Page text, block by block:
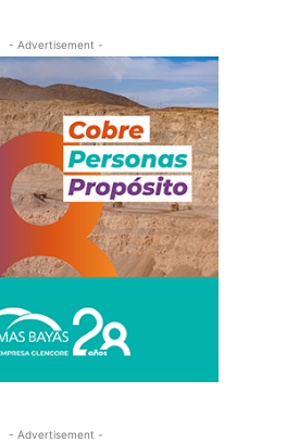
- Advertisement -
- Advertisement -